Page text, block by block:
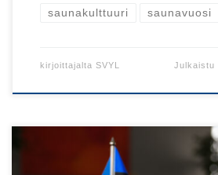
saunakulttuuri saunavuosi
kirjoittajalta SVYL Julkaistu